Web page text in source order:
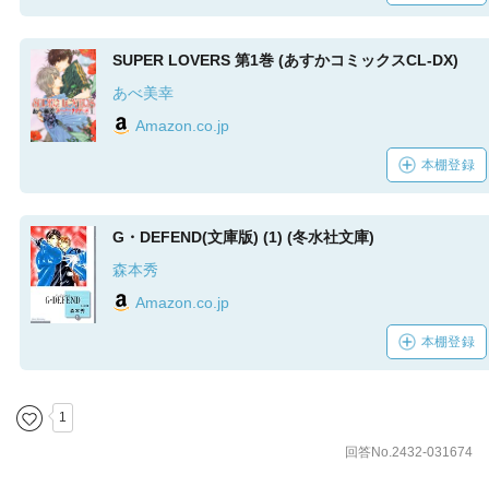
SUPER LOVERS 第1巻 (あすかコミックスCL-DX)
あべ美幸
Amazon.co.jp
本棚登録
G・DEFEND(文庫版) (1) (冬水社文庫)
森本秀
Amazon.co.jp
本棚登録
1
回答No.2432-031674